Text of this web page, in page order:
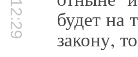
будет на
закону,